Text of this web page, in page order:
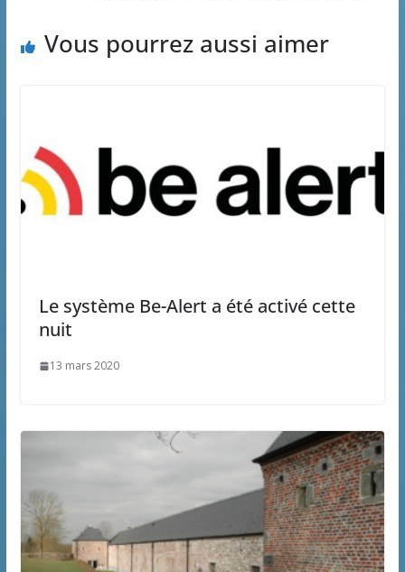
Vous pourrez aussi aimer
Le système Be-Alert a été activé cette
nuit
13 mars 2020